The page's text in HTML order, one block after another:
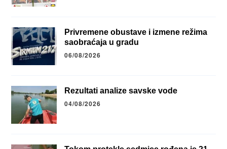
Privremene obustave i izmene režima
saobraćaja u gradu
06/08/2026
Rezultati analize savske vode
04/08/2026